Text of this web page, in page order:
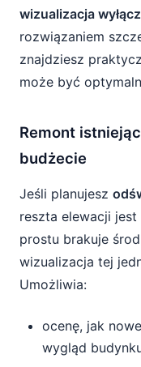
wizualizacja
rozwiązaniem
znajdziesz
może być
Remont
budżecie
Jeśli planujesz
reszta elewacji
prostu brakuje
wizualizacja tej
Umożliwia:
ocenę, jak
wygląd